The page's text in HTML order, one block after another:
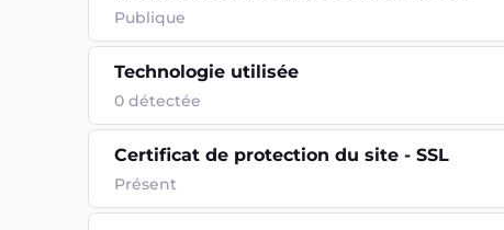
Publique
Technologie utilisée
0 détectée
Certificat de protection du site - SSL
Présent